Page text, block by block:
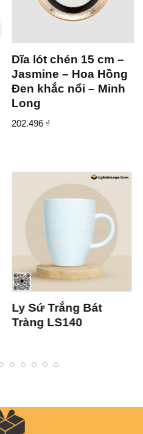
Dĩa lót chén 15 cm –
Jasmine – Hoa Hồng
Đen khắc nổi – Minh
Long
202.496 ₫
Ly Sứ Trắng Bát
Tràng LS140